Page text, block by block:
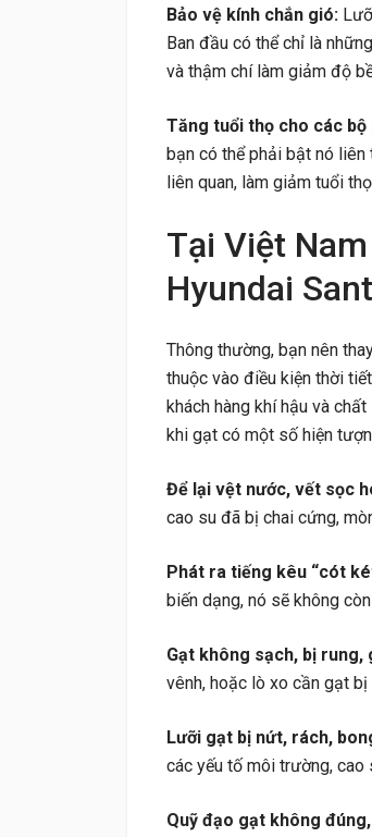
Bảo vệ kính chắn gió:
Ban đầu có thể chỉ là
và thậm chí làm giảm độ
Tăng tuổi thọ cho các bộ
bạn có thể phải bật nó
liên quan, làm giảm tuổi
Tại Việt
Hyundai
Thông thường, bạn nên
thuộc vào điều kiện thời
khách hàng khí hậu và
khi gạt có một số hiện
Để lại vệt nước, vết sọc
cao su đã bị chai cứng,
Phát ra tiếng kêu “cót
biến dạng, nó sẽ không
Gạt không sạch, bị
vênh, hoặc lò xo cần gạt
Lưỡi gạt bị nứt, rách,
các yếu tố môi trường,
Quỹ đạo gạt không